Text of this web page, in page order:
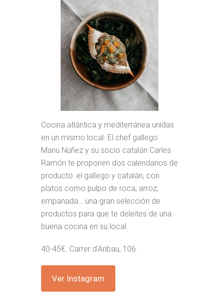
Cocina atlántica y mediterránea unidas
en un mismo local. El chef gallego
Manu Núñez y su socio catalán Carles
Ramón te proponen dos calendarios de
producto: el gallego y catalán, con
platos como pulpo de roca, arroz,
empanada… una gran selección de
productos para que te deleites de una
buena cocina en su local.
40-45€. Carrer d’Aribau, 106.
Ver Instagram